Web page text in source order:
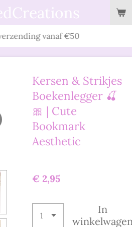
vanaf €50
Kersen & Strikjes
Boekenlegger 🍒
🎀 | Cute
Bookmark
Aesthetic
€ 2,95
In